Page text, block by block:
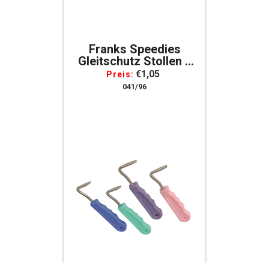
Franks Speedies
Gleitschutz Stollen 8
Mm, Per Stück
Preis: €1,05
041/96